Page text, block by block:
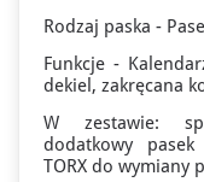
Rodzaj paska -
Funkcje -
dekiel, zakręcana
W zestawie:
dodatkowy
TORX do wymiany